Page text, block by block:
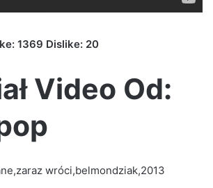
1369 Dislike: 20
Video Od:
wróci,belmondziak,2013